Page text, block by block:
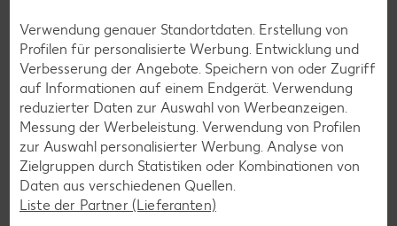
Laktosefreie Rezepte
Laktoseintoleranz muss dich kulinarisch nicht ausbremsen,
Verwendung genauer Standortdaten. Erstellung von
Profilen für personalisierte Werbung. Entwicklung und
Verbesserung der Angebote. Speichern von oder Zugriff
auf Informationen auf einem Endgerät. Verwendung
reduzierter Daten zur Auswahl von Werbeanzeigen.
Messung der Werbeleistung. Verwendung von Profilen
zur Auswahl personalisierter Werbung. Analyse von
Zielgruppen durch Statistiken oder Kombinationen von
Daten aus verschiedenen Quellen.
Liste der Partner (Lieferanten)